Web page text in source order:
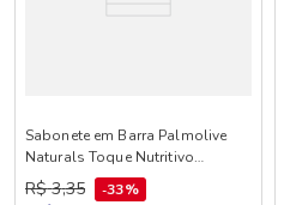
Sabonete em Barra Palmolive
Naturals Toque Nutritivo
Framboesa e Amora 85g
R$ 3,35 33%